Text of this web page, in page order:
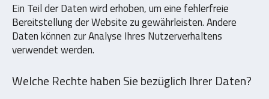
Ein Teil der Daten wird erhoben, um eine fehlerfreie
Bereitstellung der Website zu gewährleisten. Andere
Daten können zur Analyse Ihres Nutzerverhaltens
verwendet werden.
Welche Rechte haben Sie bezüglich Ihrer Daten?